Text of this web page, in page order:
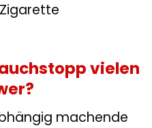
vielen
machende